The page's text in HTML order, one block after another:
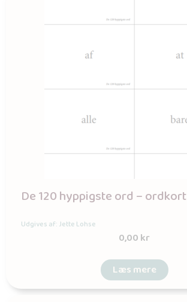
De 120 hyppigste ord – ordkort
Udgives af: Jette Lohse
0,00kr
Læs mere